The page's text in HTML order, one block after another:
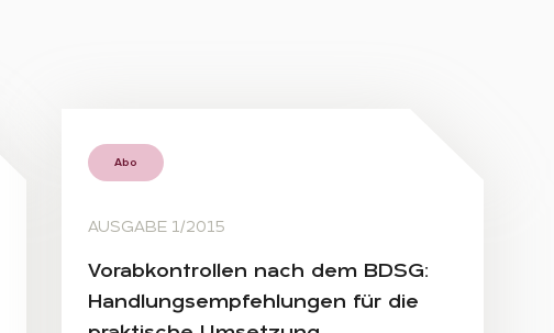
Abo
AUSGABE 1/2015
Vor­ab­kon­trol­len nach dem BDSG:
Hand­lungs­emp­feh­lun­gen für die